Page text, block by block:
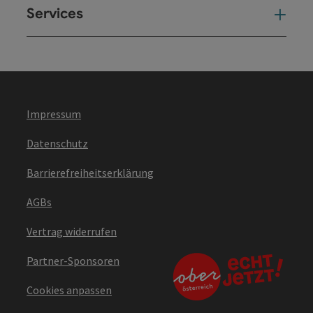
Services
Impressum
Datenschutz
Barrierefreiheitserklärung
AGBs
Vertrag widerrufen
Partner-Sponsoren
Cookies anpassen